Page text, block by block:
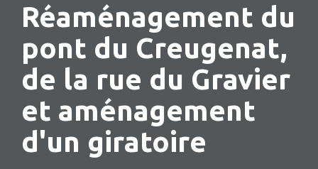
Réaménagement du
pont du Creugenat,
de la rue du Gravier
et aménagement
d'un giratoire